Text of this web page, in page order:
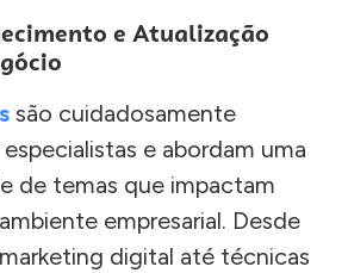
e Atualização
são cuidadosamente
e abordam uma
de temas que impactam
empresarial. Desde
digital até técnicas